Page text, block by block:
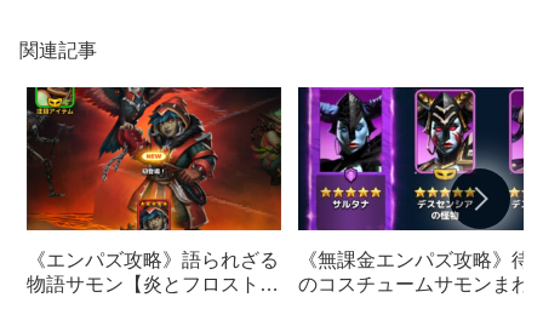
関連記事
《エンパズ攻略》語られざる
物語サモン【炎とフロストの
《無課金エンパズ攻略》待
のコスチュームサモンまわ